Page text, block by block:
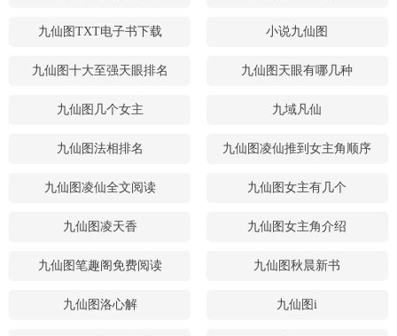
九仙图TXT电子书下载 小说九仙图
九仙图十大至强天眼排名 九仙图天眼有哪几种
九仙图几个女主 九域凡仙
九仙图法相排名 九仙图凌仙推到女主角顺序
九仙图凌仙全文阅读 九仙图女主有几个
九仙图凌天香 九仙图女主角介绍
九仙图笔趣阁免费阅读 九仙图秋晨新书
九仙图洛心解 九仙图i